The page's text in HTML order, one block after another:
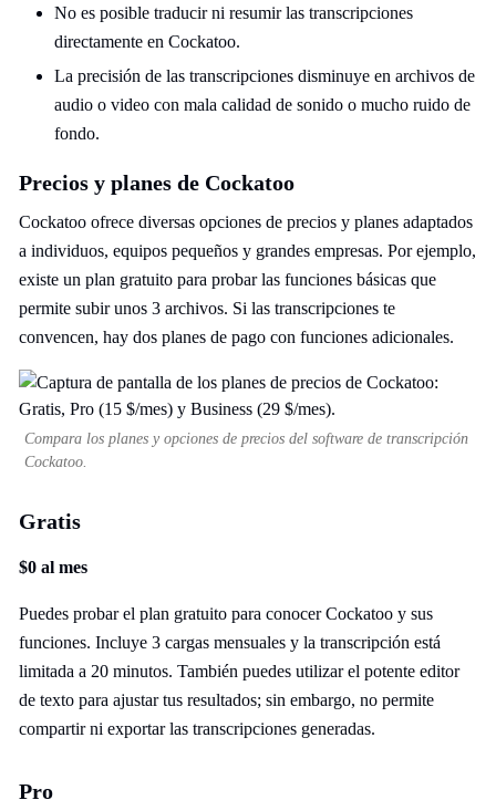
No es posible traducir ni resumir las transcripciones
directamente en Cockatoo.
La precisión de las transcripciones disminuye en archivos de
audio o video con mala calidad de sonido o mucho ruido de
fondo.
Precios y planes de Cockatoo
Cockatoo ofrece diversas opciones de precios y planes adaptados
a individuos, equipos pequeños y grandes empresas. Por ejemplo,
existe un plan gratuito para probar las funciones básicas que
permite subir unos 3 archivos. Si las transcripciones te
convencen, hay dos planes de pago con funciones adicionales.
Compara los planes y opciones de precios del software de transcripción
Cockatoo.
Gratis
$0 al mes
Puedes probar el plan gratuito para conocer Cockatoo y sus
funciones. Incluye 3 cargas mensuales y la transcripción está
limitada a 20 minutos. También puedes utilizar el potente editor
de texto para ajustar tus resultados; sin embargo, no permite
compartir ni exportar las transcripciones generadas.
Pro